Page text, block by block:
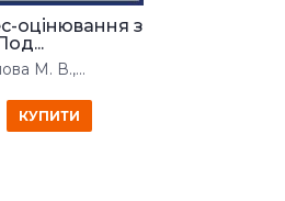
оцінювання з
М. В.,...
КУПИТИ